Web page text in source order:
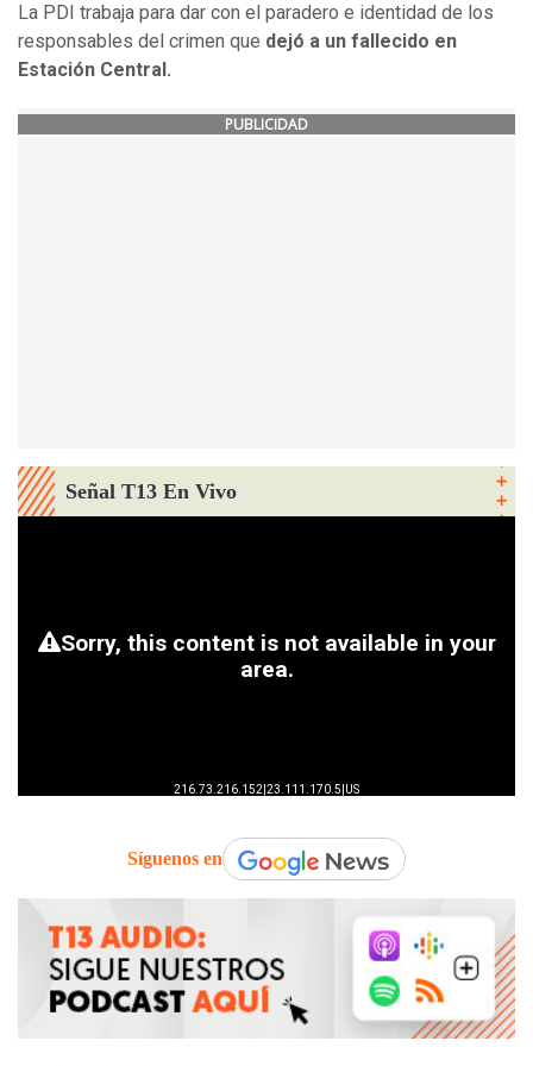
La PDI trabaja para dar con el paradero e identidad de los
responsables del crimen que dejó a un fallecido en
Estación Central.
PUBLICIDAD
Señal T13 En Vivo
Síguenos en